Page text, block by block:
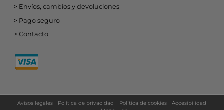
Envíos, cambios y devoluciones
Pago seguro
Contacto
Avisos legales Política de privacidad Política de cookies
Accesibilidad